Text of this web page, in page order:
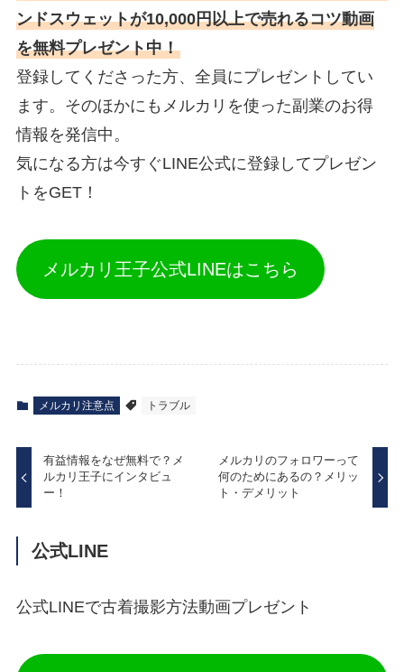
ンドスウェットが10,000円以上で売れるコツ動画
を無料プレゼント中！
登録してくださった方、全員にプレゼントしてい
ます。そのほかにもメルカリを使った副業のお得
情報を発信中。
気になる方は今すぐLINE公式に登録してプレゼン
トをGET！
メルカリ王子公式LINEはこちら
メルカリ注意点 トラブル
有益情報をなぜ無料で？メ
ルカリ王子にインタビュ
ー！
メルカリのフォロワーって
何のためにあるの？メリッ
ト・デメリット
公式LINE
公式LINEで古着撮影方法動画プレゼント